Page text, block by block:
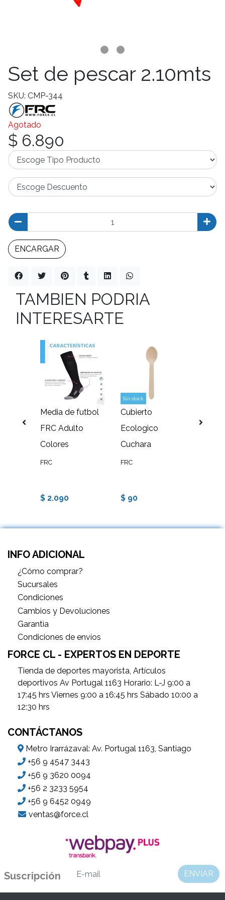
Set de pescar 2.10mts
SKU: CMP-344
Agotado
$ 6.890
ENCARGAR
TAMBIEN PODRIA
INTERESARTE
Media de futbol
FRC Adulto
Colores
FRC
$ 2.090
Sin stock
Cubierto
Ecologico
Cuchara
FRC
$ 90
INFO ADICIONAL
¿Cómo comprar?
Sucursales
Condiciones
Cambios y Devoluciones
Garantìa
Condiciones de envíos
FORCE CL - EXPERTOS EN DEPORTE
Tienda de deportes mayorista, Artículos
deportivos Av Portugal 1163 Horario: L-J 9:00 a
17:45 hrs Viernes 9:00 a 16:45 hrs Sábado 10:00 a
12:30 hrs
CONTÁCTANOS
Metro Irarrázaval: Av. Portugal 1163, Santiago
+56 9 4547 3443
+56 9 3620 0094
+56 2 3233 5954
+56 9 6452 0949
ventas@force.cl
Suscripción ENVIAR